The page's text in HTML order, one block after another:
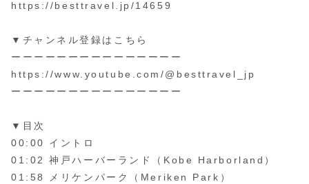
https://besttravel.jp/14659
▼チャンネル登録はこちら
ーーーーーーーーーーーーーーー
https://www.youtube.com/@besttravel_jp
ーーーーーーーーーーーーーーー
▼目次
00:00 イントロ
01:02 神戸ハーバーランド（Kobe Harborland）
01:58 メリケンパーク（Meriken Park）